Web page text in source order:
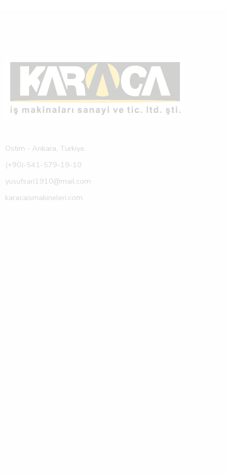
Ostim - Ankara, Turkiye.
(+90)-541-579-19-10
yusufsari1910@mail.com
karacaismakineleri.com